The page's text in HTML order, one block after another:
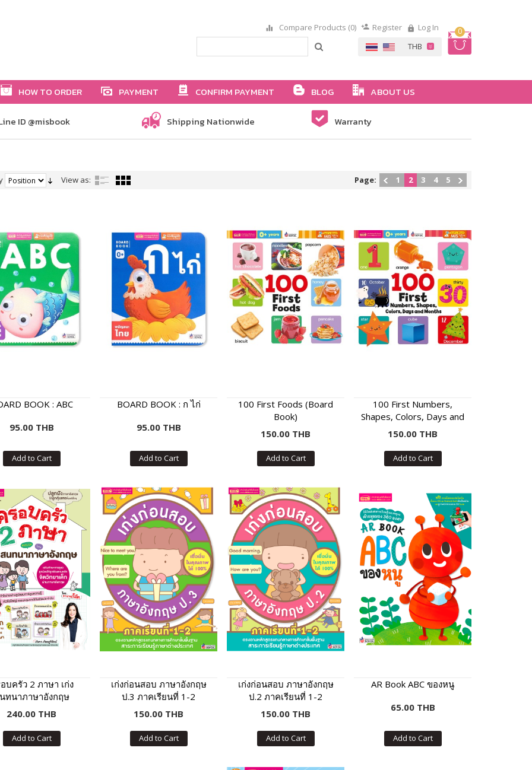
0
Compare Products (0) Register Log In
HOW TO ORDER PAYMENT CONFIRM PAYMENT BLOG ABOUT US
ID @misbook Shipping Nationwide Warranty
View as: Page: 1 2 3 4 5
BOOK : ABC
95.00 THB
Add to Cart
BOARD BOOK : ก ไก่
95.00 THB
Add to Cart
100 First Foods (Board
Book)
150.00 THB
Add to Cart
100 First Numbers,
Shapes, Colors, Days and
Months (Board Book)
150.00 THB
Add to Cart
บครัว 2 ภาษา เก่ง
ทนาภาษาอังกฤษ
240.00 THB
Add to Cart
เก่งก่อนสอบ ภาษาอังกฤษ
ป.3 ภาคเรียนที่ 1-2
150.00 THB
Add to Cart
เก่งก่อนสอบ ภาษาอังกฤษ
ป.2 ภาคเรียนที่ 1-2
150.00 THB
Add to Cart
AR Book ABC ของหนู
65.00 THB
Add to Cart